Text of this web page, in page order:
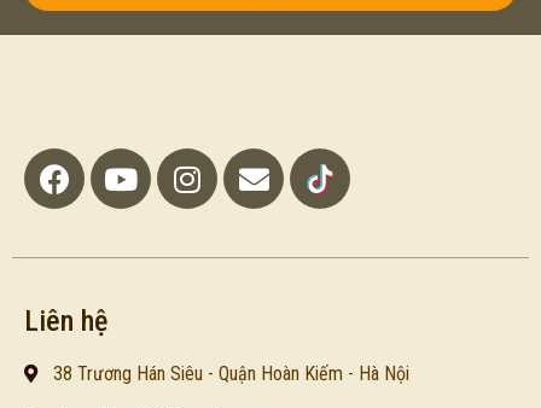
Liên hệ
38 Trương Hán Siêu - Quận Hoàn Kiếm - Hà Nội